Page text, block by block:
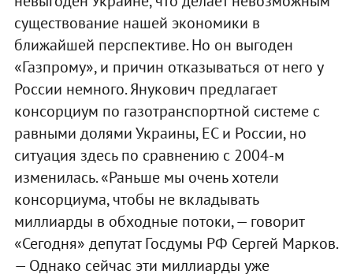
существование нашей экономики в
ближайшей перспективе. Но он выгоден
«Газпрому», и причин отказываться от него у
России немного. Янукович предлагает
консорциум по газотранспортной системе с
равными долями Украины, ЕС и России, но
ситуация здесь по сравнению с 2004-м
изменилась. «Раньше мы очень хотели
консорциума, чтобы не вкладывать
миллиарды в обходные потоки, — говорит
«Сегодня» депутат Госдумы РФ Сергей Марков.
— Однако сейчас эти миллиарды уже